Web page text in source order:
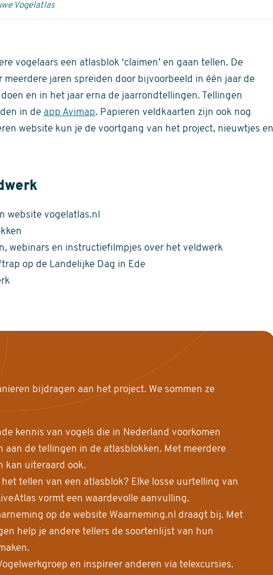
Vogelatlas
vogelaars een atlasblok ‘claimen’ en gaan tellen. De
jaren spreiden door bijvoorbeeld in één jaar de
en in het jaar erna de jaarrondtellingen. Tellingen
in de app Avimap. Papieren veldkaarten zijn ook nog
website kun je de voortgang van het project, nieuwtjes en
website vogelatlas.nl
webinars en instructiefilmpjes over het veldwerk
op de Landelijke Dag in Ede
bijdragen aan het project. We sommen ze
kennis van vogels die in Nederland voorkomen
aan de tellingen in de atlasblokken. Met meerdere
kan uiteraard ook.
tellen van een atlasblok? Elke losse uurtelling van
vormt een waardevolle aanvulling.
op de website Waarneming.nl draagt bij. Met
help je andere tellers de soortenlijst van hun
en inspireer anderen via telexcursies.